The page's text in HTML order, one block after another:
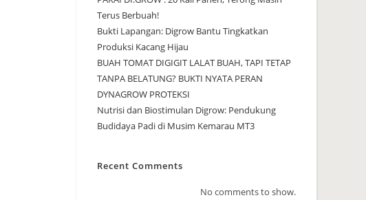
Terus Berbuah!
Bukti Lapangan: Digrow Bantu Tingkatkan
Produksi Kacang Hijau
BUAH TOMAT DIGIGIT LALAT BUAH, TAPI TETAP
TANPA BELATUNG? BUKTI NYATA PERAN
DYNAGROW PROTEKSI
Nutrisi dan Biostimulan Digrow: Pendukung
Budidaya Padi di Musim Kemarau MT3
Recent Comments
No comments to show.